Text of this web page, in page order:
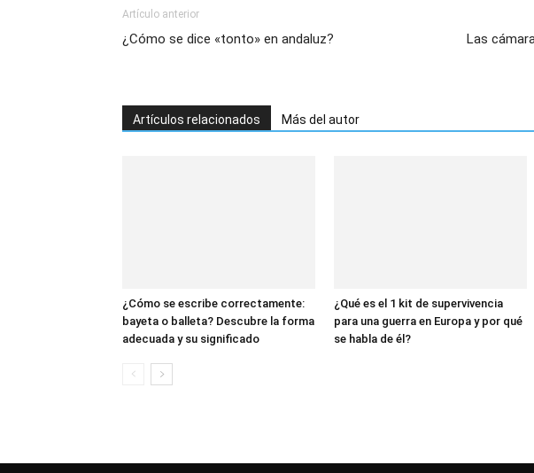
Artículo anterior
¿Cómo se dice «tonto» en andaluz?
Las
Artículos relacionados Más del autor
¿Cómo se escribe correctamente:
bayeta o balleta? Descubre la forma
adecuada y su significado
¿Qué es el 1 kit de supervivencia
para una guerra en Europa y por qué
se habla de él?